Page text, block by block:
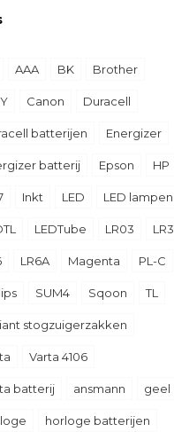
AAA BK Brother
Canon Duracell
batterijen Energizer
batterij Epson HP
Inkt LED LED lampen
LEDTube LR03 LR3
LR6A Magenta PL-C
SUM4 Sqoon TL
stogzuigerzakken
Varta 4106
batterij ansmann geel
horloge batterijen